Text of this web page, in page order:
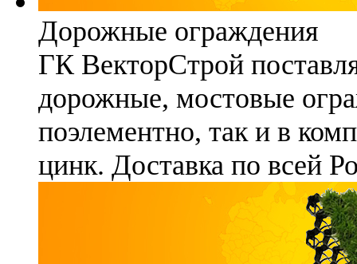
Дорожные ограждения
ГК ВекторСтрой
дорожные, мостовые
поэлементно, так и в
цинк. Доставка по всей